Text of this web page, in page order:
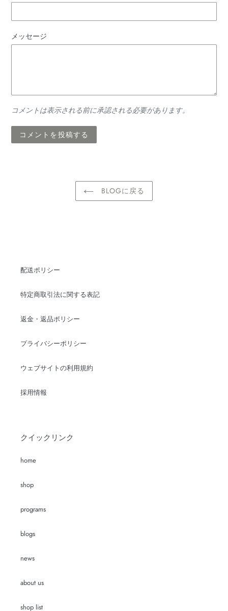
メッセージ
コメントは表示される前に承認される必要があります。
BLOGに戻る
配送ポリシー
特定商取引法に関する表記
返金・返品ポリシー
プライバシーポリシー
ウェブサイトの利用規約
採用情報
クイックリンク
home
shop
programs
blogs
news
about us
shop list